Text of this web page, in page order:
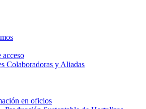
acceso
Colaboradoras y Aliadas
en oficios